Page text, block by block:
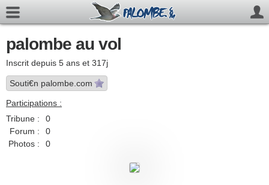
palombe au vol
Inscrit depuis 5 ans et 317j
Souti€n palombe.com
Participations :
Tribune :
0
Forum :
0
Photos :
0